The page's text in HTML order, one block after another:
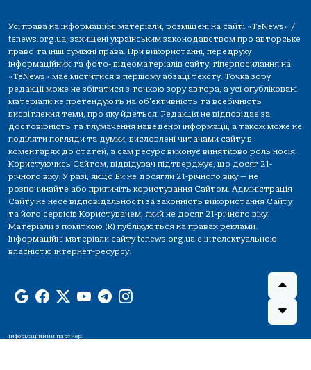
Усі права на інформаційні матеріали, розміщені на сайті «TeNews» /
tenews.org.ua, захищені українським законодавством про авторське
право та інші суміжні права. При використанні, передруку
інформаційних та фото-,відеоматеріалів сайту, гіперпосилання на
«TeNews» має міститися в першому абзаці тексту. Точка зору
редакції може не збігатися з точкою зору автора, а усі опубліковані
матеріали не претендують на об'єктивність та всебічність
висвітлення теми, про яку йдеться. Редакція не відповідає за
достовірність та тлумачення наведеної інформації, а також може не
поділяти погляди та думки, висловлені читачами сайту в
коментарях до статей, а сам ресурс виконує винятково роль носія.
Користуючись Сайтом, відвідувач підтверджує, що досяг 21-
річного віку. У разі, якщо Ви не досягли 21-річного віку — не
розпочинайте або припиніть користування Сайтом. Адміністрація
Сайту не несе відповідальності за законність використання Сайту
та його сервісів Користувачем, який не досяг 21-річного віку.
Матеріали з поміткою (R) публікуються на правах реклами.
Інформаційні матеріали сайту tenews.org.ua є інтелектуальною
власністю інтернет-ресурсу.
Інформаційний партнер: